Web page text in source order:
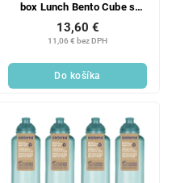
box Lunch Bento Cube s
nádobou na jogurt a 2 tácky
1,25 l, ružová
11,06 € bez DPH
13,60 €
Do košíka